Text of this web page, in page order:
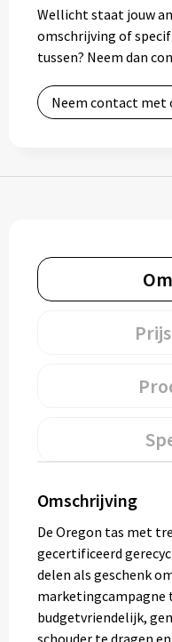
Verpakkingen
Wellicht staat jouw
omschrijving of
tussen? Neem dan
Neem contact met
Omschrijving
De Oregon tas met
gecertificeerd
delen als geschenk
marketingcampagne
budgetvriendelijk,
schouder te dragen